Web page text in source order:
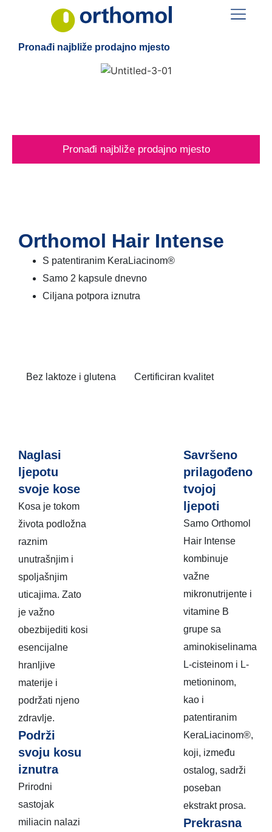
Pronađi najbliže prodajno mjesto
Pronađi najbliže prodajno mjesto
Orthomol Hair Intense
S patentiranim KeraLiacinom®
Samo 2 kapsule dnevno
Ciljana potpora iznutra
Bez laktoze i glutena Certificiran kvalitet
Naglasi
ljepotu
svoje kose
Kosa je tokom
života podložna
raznim
unutrašnjim i
spoljašnjim
uticajima. Zato
je važno
obezbijediti kosi
esencijalne
hranljive
materije i
podržati njeno
zdravlje.
Podrži
svoju kosu
iznutra
Prirodni
sastojak
miliacin nalazi
Savršeno
prilagođeno
tvojoj
ljepoti
Samo Orthomol
Hair Intense
kombinuje
važne
mikronutrijente i
vitamine B
grupe sa
aminokiselinama
L-cisteinom i L-
metioninom,
kao i
patentiranim
KeraLiacinom®,
koji, između
ostalog, sadrži
poseban
ekstrakt prosa.
Prekrasna